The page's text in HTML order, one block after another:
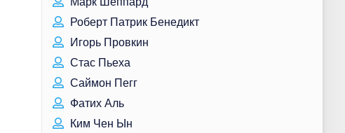
Роберт Патрик Бенедикт
Игорь Провкин
Стас Пьеха
Саймон Пегг
Фатих Аль
Ким Чен Ын